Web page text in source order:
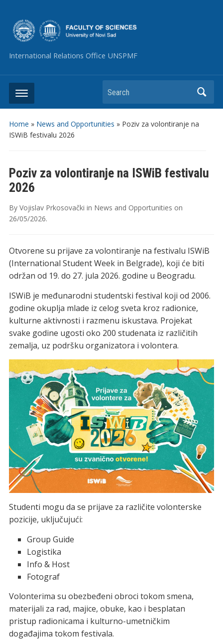
International Relations Office UNSPMF
Search
Home » News and Opportunities » Poziv za volontiranje na
ISWiB festivalu 2026
Poziv za volontiranje na ISWiB festivalu
2026
By Vojislav Prkosovački in News and Opportunities on
26/05/2026.
Otvorene su prijave za volontiranje na festivalu ISWiB
(International Student Week in Belgrade), koji će biti
održan od 19. do 27. jula 2026. godine u Beogradu.
ISWiB je međunarodni studentski festival koji od 2006.
godine okuplja mlade iz celog sveta kroz radionice,
kulturne aktivnosti i razmenu iskustava. Projekat
svake godine ugosti oko 200 studenata iz različitih
zemalja, uz podršku organizatora i volontera.
Studenti mogu da se prijave za različite volonterske
pozicije, uključujući:
Group Guide
Logistika
Info & Host
Fotograf
Volonterima su obezbeđeni obroci tokom smena,
materijali za rad, majice, obuke, kao i besplatan
pristup radionicama i kulturno-umetničkim
događajima tokom festivala.